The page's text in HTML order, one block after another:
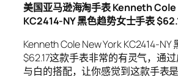
美国亚马逊海淘手表 Kenneth
KC2414-NY 黑色趋势女士手表
Kenneth Cole New York KC2414-NY
$62.17这款手表非常的有灵气，通
与白的搭配，让你感觉到这款手表